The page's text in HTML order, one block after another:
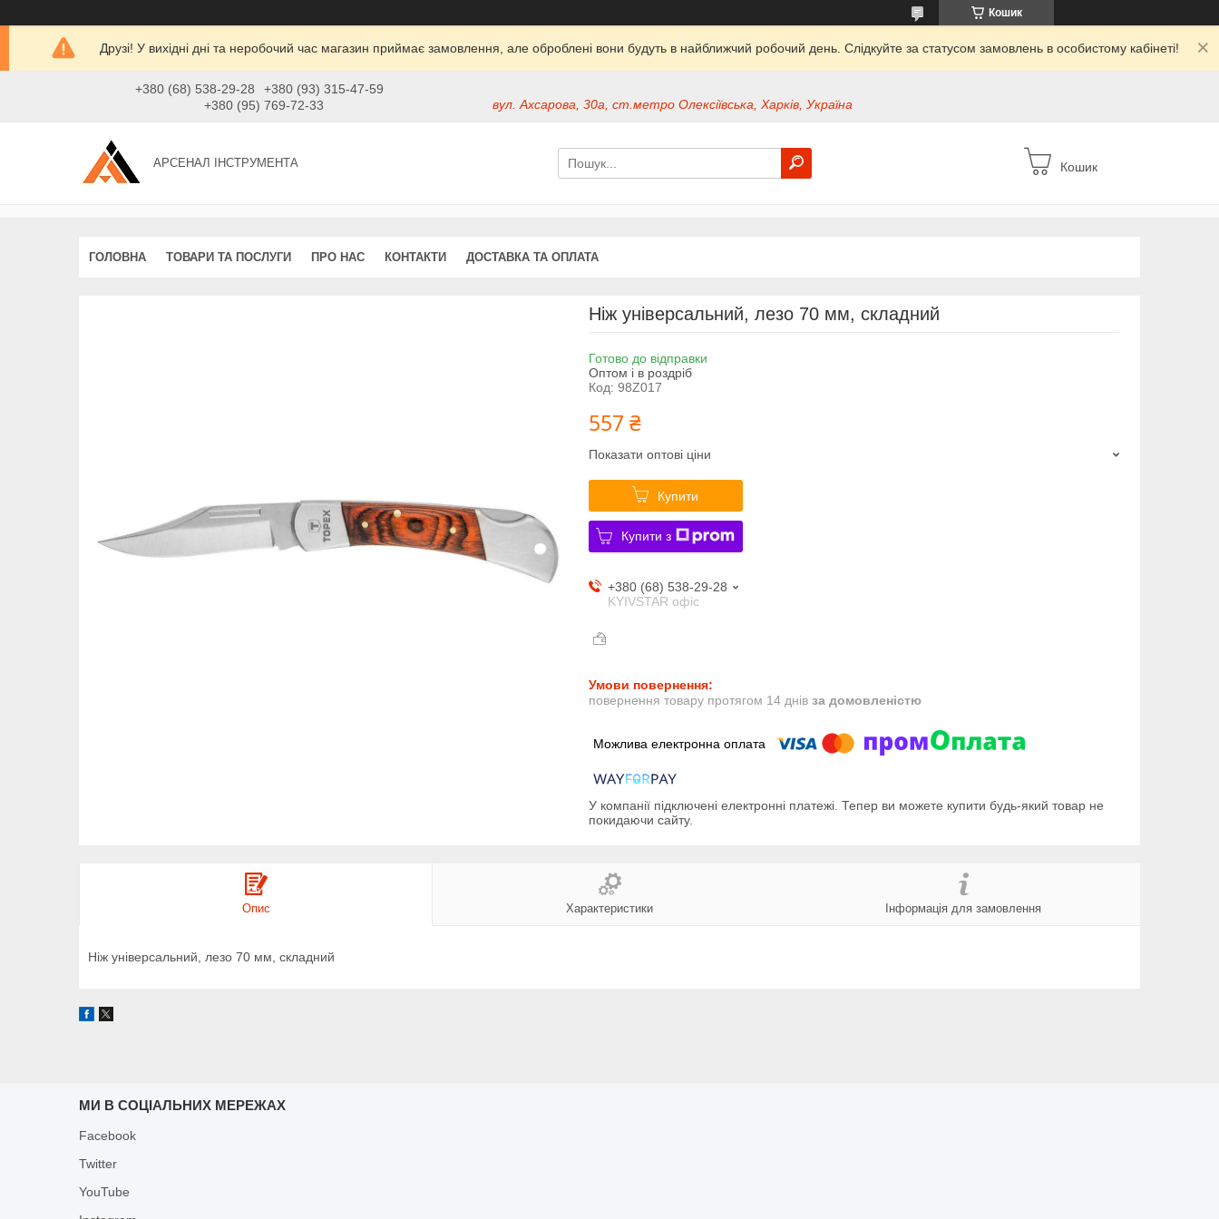
Кошик
Друзі! У вихідні дні та неробочий час магазин приймає замовлення, але оброблені вони будуть в найближчий робочий день. Слідкуйте за статусом замовлень в особистому кабінеті!
+380 (68) 538-29-28
+380 (93) 315-47-59
+380 (95) 769-72-33
вул. Ахсарова, 30а, ст.метро Олексіївська, Харків, Україна
АРСЕНАЛ ІНСТРУМЕНТА Кошик
ГОЛОВНА ТОВАРИ ТА ПОСЛУГИ ПРО НАС КОНТАКТИ ДОСТАВКА ТА ОПЛАТА
Ніж універсальний, лезо 70 мм, складний
Готово до відправки
Оптом і в роздріб
Код: 98Z017
557 ₴
Показати оптові ціни
Купити
Купити з
+380 (68) 538-29-28
KYIVSTAR офіс
повернення товару протягом 14 днів за домовленістю
У компанії підключені електронні платежі. Тепер ви можете купити будь-який товар не
покидаючи сайту.
Опис Характеристики Інформація для замовлення
Ніж універсальний, лезо 70 мм, складний
МИ В СОЦІАЛЬНИХ МЕРЕЖАХ
Facebook
Twitter
YouTube